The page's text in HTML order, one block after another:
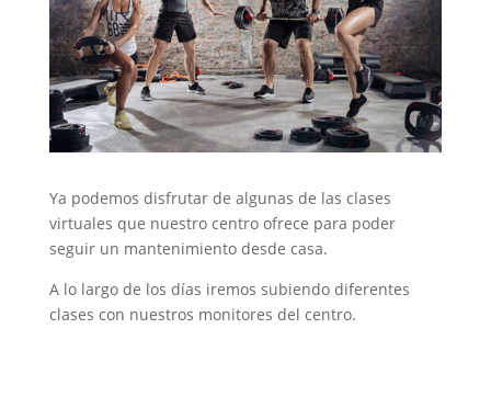
Ya podemos disfrutar de algunas de las clases
virtuales que nuestro centro ofrece para poder
seguir un mantenimiento desde casa.
A lo largo de los días iremos subiendo diferentes
clases con nuestros monitores del centro.